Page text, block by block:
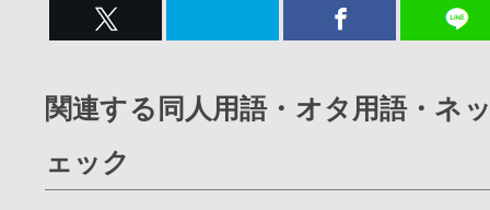
関連する同人用語・オタ用語・ネ
ェック